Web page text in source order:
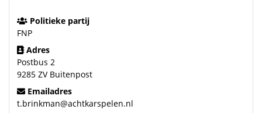
Politieke partij
FNP
Adres
Postbus 2
9285 ZV Buitenpost
Emailadres
t.brinkman@achtkarspelen.nl